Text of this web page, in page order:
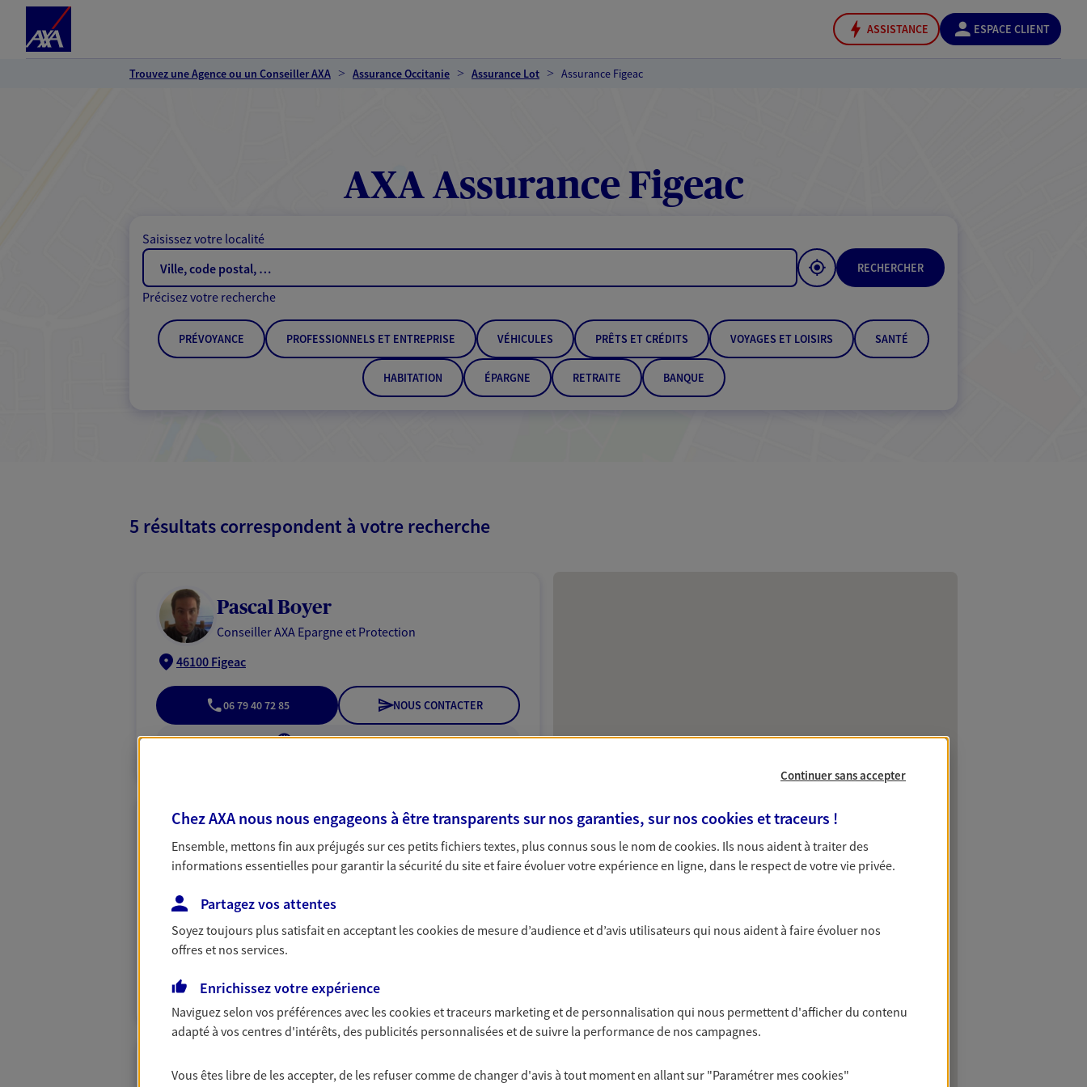
ASSISTANCE ESPACE CLIENT
Trouvez une Agence ou un Conseiller AXA Assurance Occitanie Assurance Lot Assurance Figeac
AXA Assurance Figeac
Saisissez votre localité
RECHERCHER
Précisez votre recherche
PRÉVOYANCE PROFESSIONNELS ET ENTREPRISE VÉHICULES PRÊTS ET CRÉDITS VOYAGES ET LOISIRS SANTÉ
HABITATION ÉPARGNE RETRAITE BANQUE
5 résultats correspondent à votre recherche
Pascal Boyer
Conseiller AXA Epargne et Protection
46100 Figeac
06 79 40 72 85 NOUS CONTACTER
VOIR NOTRE SITE WEB
Mandataire d'Assurance AXA Epargne et Protection
06 76 67 15 29 NOUS CONTACTER
N° Orias * (orias.fr) : 26007191
Claude Aleyrangues
Continuer sans accepter
Chez AXA nous nous engageons à être transparents sur nos garanties, sur nos cookies et traceurs !
Ensemble, mettons fin aux préjugés sur ces petits fichiers textes, plus connus sous le nom decookies. Ils nous aident à traiter des
informations essentielles pour garantir la sécurité du site et faire évoluer votre expérience en ligne, dans le respect de votre vie privée.
Partagez vos attentes
Soyez toujours plus satisfait en acceptant lescookiesde mesure d’audience et d’avis utilisateurs qui nous aident à faire évoluer nos
offres et nos services.
Enrichissez votre expérience
Naviguez selon vos préférences avec lescookies et traceurs marketing et de personnalisation qui nous permettent d'afficher du contenu
adapté à vos centres d'intérêts, des publicités personnalisées et de suivre la performance de nos campagnes.
Vous êtes libre de les accepter, de les refuser comme de changer d'avis à tout moment en allant sur "Paramétrer mescookies"